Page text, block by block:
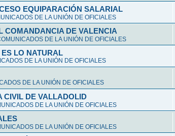
EQUIPARACIÓN SALARIAL
DE LA UNIÓN DE OFICIALES
COMANDANCIA DE VALENCIA
DE LA UNIÓN DE OFICIALES
LO NATURAL
DE LA UNIÓN DE OFICIALES
DE LA UNIÓN DE OFICIALES
CIVIL DE VALLADOLID
DE LA UNIÓN DE OFICIALES
DE LA UNIÓN DE OFICIALES